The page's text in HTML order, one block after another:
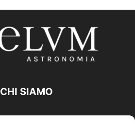
CHI SIAMO